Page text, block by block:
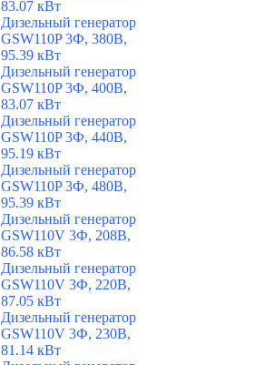
83.07 кВт
Дизельный генератор
GSW110P 3Ф, 380В,
95.39 кВт
Дизельный генератор
GSW110P 3Ф, 400В,
83.07 кВт
Дизельный генератор
GSW110P 3Ф, 440В,
95.19 кВт
Дизельный генератор
GSW110P 3Ф, 480В,
95.39 кВт
Дизельный генератор
GSW110V 3Ф, 208В,
86.58 кВт
Дизельный генератор
GSW110V 3Ф, 220В,
87.05 кВт
Дизельный генератор
GSW110V 3Ф, 230В,
81.14 кВт